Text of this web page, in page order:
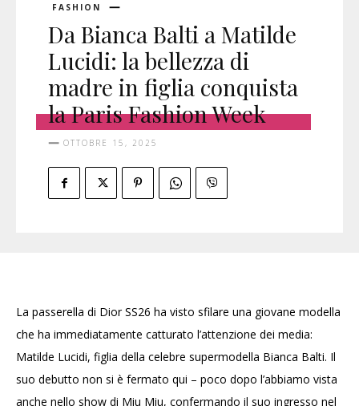
FASHION
Da Bianca Balti a Matilde
Lucidi: la bellezza di
madre in figlia conquista
la Paris Fashion Week
OTTOBRE 15, 2025
La passerella di Dior SS26 ha visto sfilare una giovane modella
che ha immediatamente catturato l’attenzione dei media:
Matilde Lucidi, figlia della celebre supermodella Bianca Balti. Il
suo debutto non si è fermato qui – poco dopo l’abbiamo vista
anche nello show di Miu Miu, confermando il suo ingresso nel